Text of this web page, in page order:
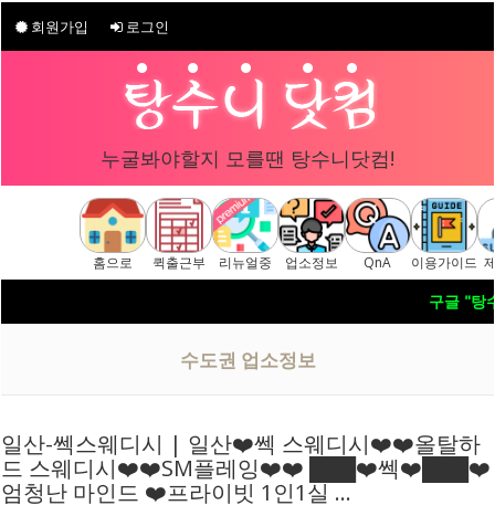
회원가입 로그인
누굴봐야할지 모를땐 탕수니닷컴!
홈으로 퀵출근부 리뉴얼중 업소정보 QnA 이용가이드
[ 탕수니닷컴 주소안내페이지 ] ▷ https://
수도권 업소정보
일산-쎅스웨디시 | 일산❤️쎅 스웨디시❤️❤️올탈하
드 스웨디시❤️❤️SM플레잉❤️❤️ ███❤️쎅❤️███❤️
엄청난 마인드 ❤️프라이빗 1인1실 …